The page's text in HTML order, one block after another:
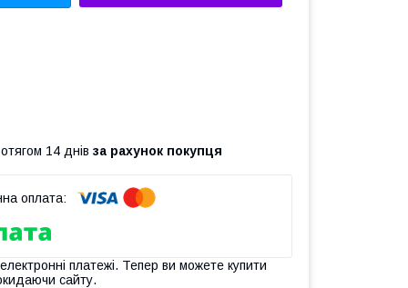
14 днів за рахунок покупця
платежі. Тепер ви можете купити
сайту.